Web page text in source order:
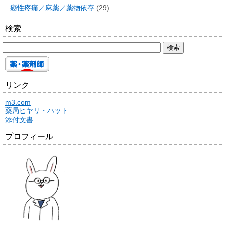
癌性疼痛／麻薬／薬物依存 (29)
検索
リンク
m3.com
薬局ヒヤリ・ハット
添付文書
プロフィール